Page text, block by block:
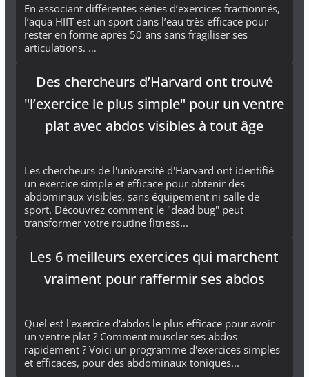
En associant différentes séries d’exercices fractionnés,
l’aqua HIIT est un sport dans l’eau très efficace pour
rester en forme après 50 ans sans fragiliser ses
articulations. …
Des chercheurs d’Harvard ont trouvé
"l’exercice le plus simple" pour un ventre
plat avec abdos visibles à tout âge
Les chercheurs de l'université d'Harvard ont identifié
un exercice simple et efficace pour obtenir des
abdominaux visibles, sans équipement ni salle de
sport. Découvrez comment le "dead bug" peut
transformer votre routine fitness...
Les 6 meilleurs exercices qui marchent
vraiment pour raffermir ses abdos
Quel est l'exercice d'abdos le plus efficace pour avoir
un ventre plat ? Comment muscler ses abdos
rapidement ? Voici un programme d'exercices simples
et efficaces, pour des abdominaux toniques...